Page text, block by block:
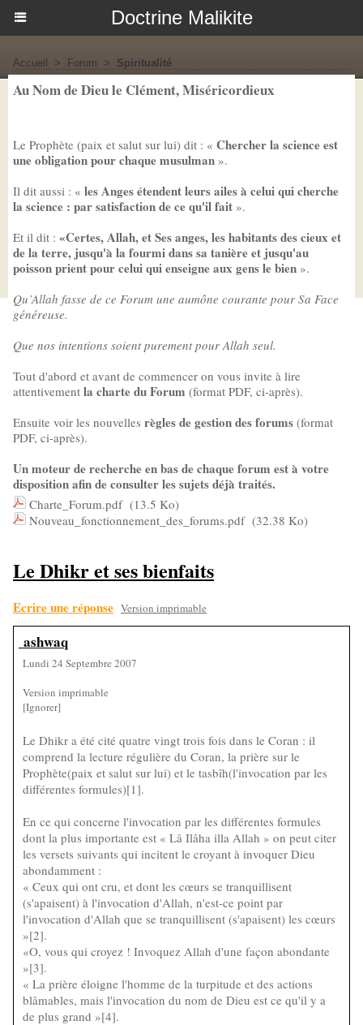
Doctrine Malikite
Accueil > Forum > Spiritualité
Au Nom de Dieu le Clément, Miséricordieux
Le Prophète (paix et salut sur lui) dit : « Chercher la science est
une obligation pour chaque musulman ».
Il dit aussi : « les Anges étendent leurs ailes à celui qui cherche
la science : par satisfaction de ce qu'il fait ».
Et il dit : «Certes, Allah, et Ses anges, les habitants des cieux et
de la terre, jusqu'à la fourmi dans sa tanière et jusqu'au
poisson prient pour celui qui enseigne aux gens le bien ».
Qu’Allah fasse de ce Forum une aumône courante pour Sa Face
généreuse.
Que nos intentions soient purement pour Allah seul.
Tout d'abord et avant de commencer on vous invite à lire
attentivement la charte du Forum (format PDF, ci-après).
Ensuite voir les nouvelles règles de gestion des forums (format
PDF, ci-après).
Un moteur de recherche en bas de chaque forum est à votre
disposition afin de consulter les sujets déjà traités.
Charte_Forum.pdf (13.5 Ko)
Nouveau_fonctionnement_des_forums.pdf (32.38 Ko)
Le Dhikr et ses bienfaits
Ecrire une réponse Version imprimable
ashwaq
Lundi 24 Septembre 2007
Version imprimable
[Ignorer]
Le Dhikr a été cité quatre vingt trois fois dans le Coran : il
comprend la lecture régulière du Coran, la prière sur le
Prophète(paix et salut sur lui) et le tasbîh(l'invocation par les
différentes formules)[1].
En ce qui concerne l'invocation par les différentes formules
dont la plus importante est « Lâ Ilâha illa Allah » on peut citer
les versets suivants qui incitent le croyant à invoquer Dieu
abondamment :
« Ceux qui ont cru, et dont les cœurs se tranquillisent
(s'apaisent) à l'invocation d'Allah, n'est-ce point par
l'invocation d'Allah que se tranquillisent (s'apaisent) les cœurs
»[2].
«O, vous qui croyez ! Invoquez Allah d'une façon abondante
»[3].
« La prière éloigne l'homme de la turpitude et des actions
blâmables, mais l'invocation du nom de Dieu est ce qu'il y a
de plus grand »[4].